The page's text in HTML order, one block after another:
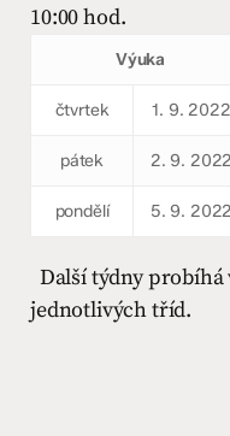
10:00 hod.
Výuka
čtvrtek 1. 9. 2022
pátek 2. 9. 2022
pondělí 5. 9. 2022
Další týdny
jednotlivých tříd.